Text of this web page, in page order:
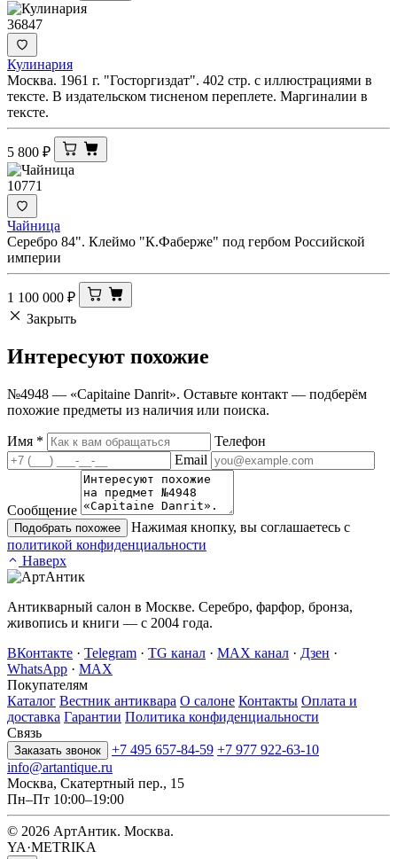
36847
Кулинария
Москва. 1961 г. "Госторгиздат". 402 стр. с иллюстрациями в
тексте. В издательском тисненом переплете. Маргиналии в
тексте.
5 800 ₽
10771
Чайница
Серебро 84". Клеймо "К.Фаберже" под гербом Российской
империи
1 100 000 ₽
Закрыть
Интересуют похожие
№4948 — «Capitaine Danrit». Оставьте контакт — подберём
похожие предметы из наличия или поиска.
Имя *
Телефон
Email
Сообщение
Подобрать похожее
Нажимая кнопку, вы соглашаетесь с
политикой конфиденциальности
Наверх
Антикварный салон в Москве. Серебро, фарфор, бронза,
живопись и книги — с 2004 года.
ВКонтакте · Telegram · TG канал · MAX канал · Дзен ·
WhatsApp · MAX
Покупателям
Каталог Вестник антиквара О салоне Контакты Оплата и
доставка Гарантии Политика конфиденциальности
Связь
Заказать звонок +7 495 657-84-59 +7 977 922-63-10
info@artantique.ru
Москва, Скатертный пер., 15
Пн–Пт 10:00–19:00
© 2026 АртАнтик. Москва.
YA·METRIKA